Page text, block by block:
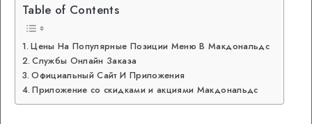
Table of Contents
Цены На Популярные Позиции Меню В Макдональдс
Службы Онлайн Заказа
Официальный Сайт И Приложения
Приложение со скидками и акциями Макдональдс